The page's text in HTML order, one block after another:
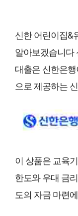
신한 어린이집&
알아보겠습니다
대출은 신한은
으로 제공하는
이 상품은 교육
한도와 우대 금
도의 자금 마련